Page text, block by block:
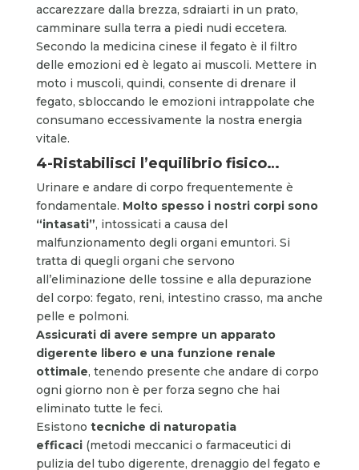
accarezzare dalla brezza, sdraiarti in un prato,
camminare sulla terra a piedi nudi eccetera.
Secondo la medicina cinese il fegato è il filtro
delle emozioni ed è legato ai muscoli. Mettere in
moto i muscoli, quindi, consente di drenare il
fegato, sbloccando le emozioni intrappolate che
consumano eccessivamente la nostra energia
vitale.
4-Ristabilisci l’equilibrio fisico…
Urinare e andare di corpo frequentemente è
fondamentale. Molto spesso i nostri corpi sono
“intasati”, intossicati a causa del
malfunzionamento degli organi emuntori. Si
tratta di quegli organi che servono
all’eliminazione delle tossine e alla depurazione
del corpo: fegato, reni, intestino crasso, ma anche
pelle e polmoni.
Assicurati di avere sempre un apparato
digerente libero e una funzione renale
ottimale, tenendo presente che andare di corpo
ogni giorno non è per forza segno che hai
eliminato tutte le feci.
Esistono tecniche di naturopatia
efficaci (metodi meccanici o farmaceutici di
pulizia del tubo digerente, drenaggio del fegato e